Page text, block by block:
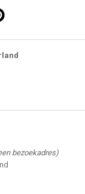
bezoekadres)